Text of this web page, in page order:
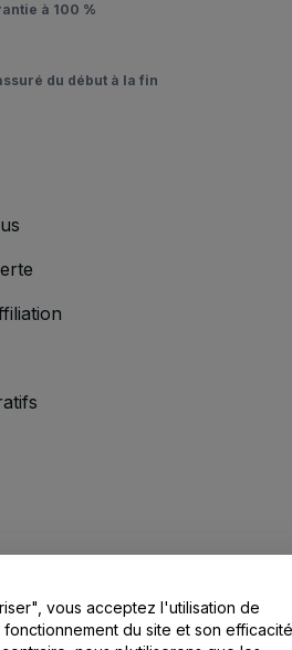
à 100 %
du début à la fin
/ Nous contacter
vous acceptez l'utilisation de
du site et son efficacité